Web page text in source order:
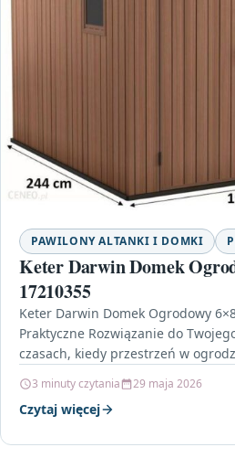
PAWILONY ALTANKI I DOMKI
Keter Darwin Domek
17210355
Keter Darwin Domek Ogrodowy
Praktyczne Rozwiązanie do
czasach, kiedy przestrzeń w
3 minuty czytania 29 maja 2026
Czytaj więcej